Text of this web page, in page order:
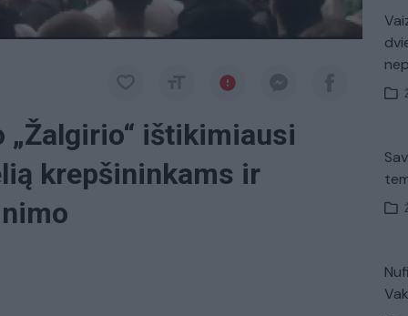
„Žalgirio“ ištikimiausi
krepšininkams ir